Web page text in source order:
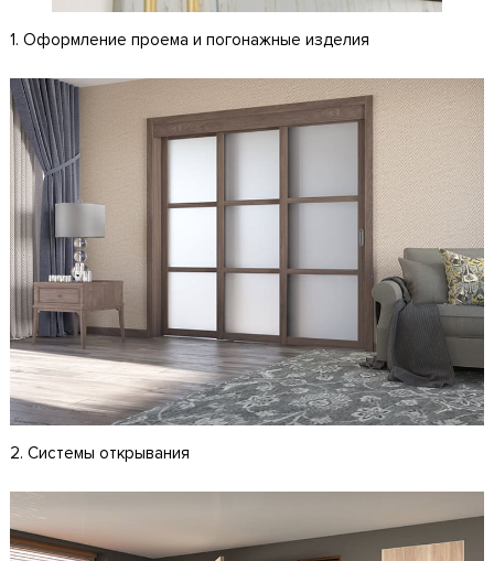
1. Оформление проема и погонажные изделия
2. Системы открывания